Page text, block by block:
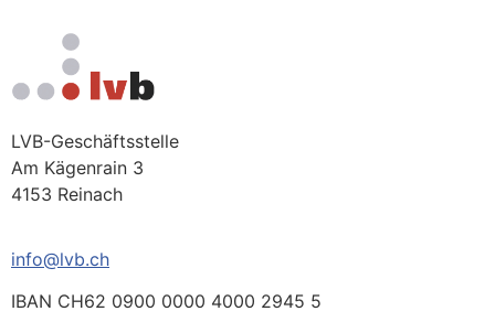
LVB-Geschäftsstelle
Am Kägenrain 3
4153 Reinach
info@lvb.ch
IBAN CH62 0900 0000 4000 2945 5